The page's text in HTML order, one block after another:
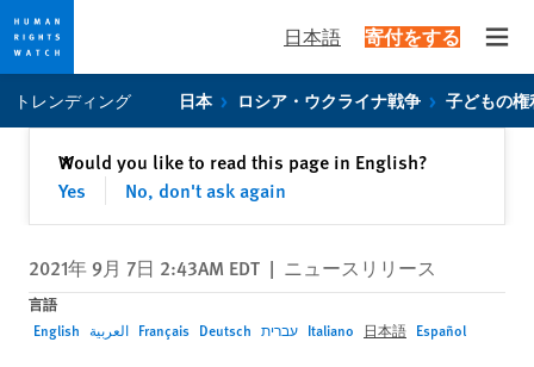
privacy
content
日本語 寄付をする
トレンディング 日本 ロシア・ウクライナ戦争 子どもの権
Would you like to read this page in English?
Yes
No, don't ask again
✕閉じる
2021年 9月 7日 2:43AM EDT | ニュースリリース
言語
English العربية Français Deutsch עברית Italiano 日本語 Español